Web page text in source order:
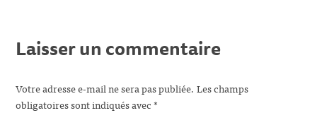
Laisser un commentaire
Votre adresse e-mail ne sera pas publiée. Les champs
obligatoires sont indiqués avec*